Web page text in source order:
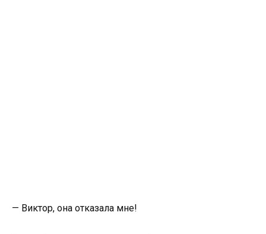
— Виктор, она отказала мне!